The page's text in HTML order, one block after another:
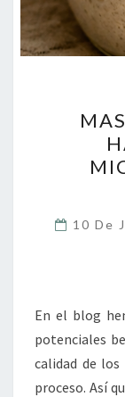
10 De
En el blog
potenciales
calidad de
proceso. Así